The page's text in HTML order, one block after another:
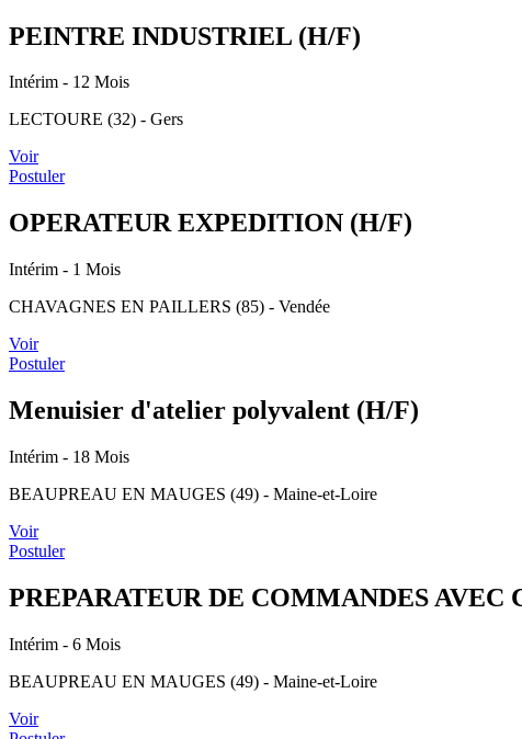
PEINTRE INDUSTRIEL (H/F)
Intérim - 12 Mois
LECTOURE (32) - Gers
Voir
Postuler
OPERATEUR EXPEDITION (H/F)
Intérim - 1 Mois
CHAVAGNES EN PAILLERS (85) - Vendée
Voir
Postuler
Menuisier d'atelier polyvalent (H/F)
Intérim - 18 Mois
BEAUPREAU EN MAUGES (49) - Maine-et-Loire
Voir
Postuler
PREPARATEUR DE COMMANDES AVEC
Intérim - 6 Mois
BEAUPREAU EN MAUGES (49) - Maine-et-Loire
Voir